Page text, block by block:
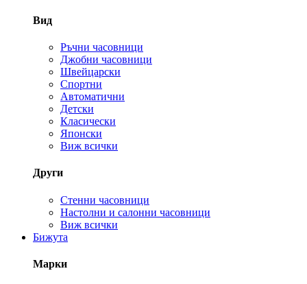
Вид
Ръчни часовници
Джобни часовници
Швейцарски
Спортни
Автоматични
Детски
Класически
Японски
Виж всички
Други
Стенни часовници
Настолни и салонни часовници
Виж всички
Бижута
Марки